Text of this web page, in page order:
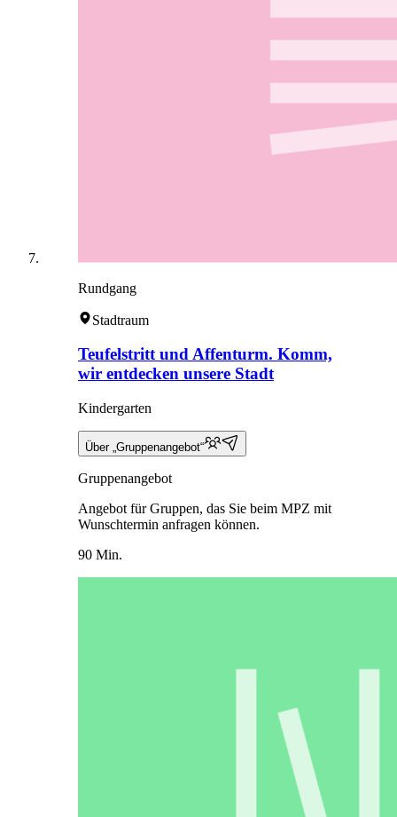
Rundgang
Stadtraum
Teufelstritt und Affenturm. Komm,
wir entdecken unsere Stadt
Kindergarten
Über „Gruppenangebot“
Gruppenangebot
Angebot für Gruppen, das Sie beim MPZ mit
Wunschtermin anfragen können.
90 Min.